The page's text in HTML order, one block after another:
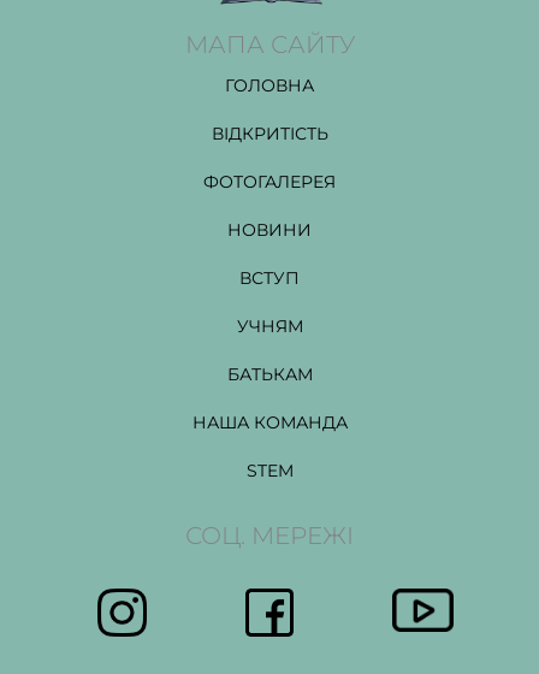
МАПА САЙТУ
ГОЛОВНА
ВІДКРИТІСТЬ
ФОТОГАЛЕРЕЯ
НОВИНИ
ВСТУП
УЧНЯМ
БАТЬКАМ
НАША КОМАНДА
STEM
СОЦ. МЕРЕЖІ